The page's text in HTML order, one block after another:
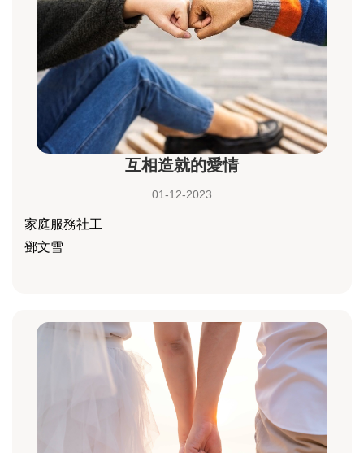
互相造就的愛情
01-12-2023
家庭服務社工
鄧文雪